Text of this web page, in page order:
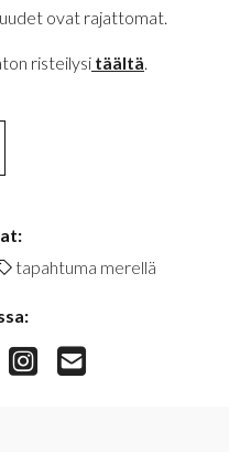
ovat rajattomat.
risteilysi täältä.
tapahtuma merellä